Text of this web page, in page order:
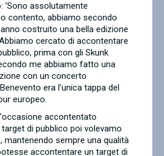
‘Sono assolutamente
contento, abbiamo secondo
costruito una bella edizione
cercato di accontentare
prima con gli Skunk
me abbiamo fatto una
con un concerto
era l'unica tappa del
europeo.
accontentato
di pubblico poi volevamo
mantenendo sempre una qualità
accontentare un target di